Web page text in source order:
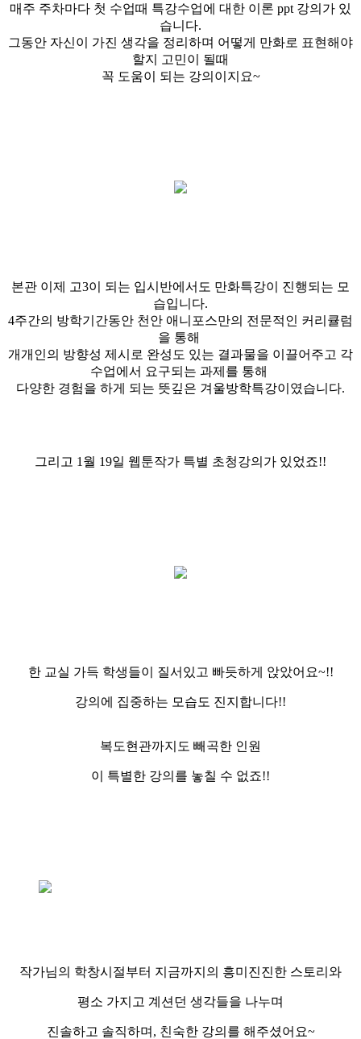
매주 주차마다 첫 수업때 특강수업에 대한 이론 ppt 강의가 있
습니다.
그동안 자신이 가진 생각을 정리하며 어떻게 만화로 표현해야
할지 고민이 될때
꼭 도움이 되는 강의이지요~
본관 이제 고3이 되는 입시반에서도 만화특강이 진행되는 모
습입니다.
4주간의 방학기간동안 천안 애니포스만의 전문적인 커리큘럼
을 통해
개개인의 방향성 제시로 완성도 있는 결과물을 이끌어주고 각
수업에서 요구되는 과제를 통해
다양한 경험을 하게 되는 뜻깊은 겨울방학특강이였습니다.
그리고 1월 19일 웹툰작가 특별 초청강의가 있었죠!!
한 교실 가득 학생들이 질서있고 빠듯하게 앉았어요~!!
강의에 집중하는 모습도 진지합니다!!
복도현관까지도 빼곡한 인원
이 특별한 강의를 놓칠 수 없죠!!
작가님의 학창시절부터 지금까지의 흥미진진한 스토리와
평소 가지고 계션던 생각들을 나누며
진솔하고 솔직하며, 친숙한 강의를 해주셨어요~